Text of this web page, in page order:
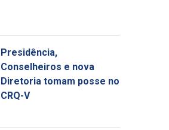
Presidência,
Conselheiros e nova
Diretoria tomam posse no
CRQ-V